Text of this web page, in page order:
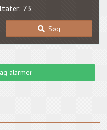
73
Søg
alarmer